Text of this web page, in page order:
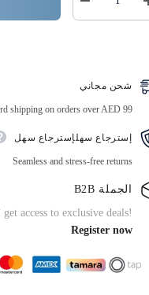
كمية
زيادة
كمية
شحن مجاني
shipping on orders over AED 99
إسترجاع سهلإسترجاع سهل
Seamless and stress-free returns
الجملة B2B
access to exclusive deals!
Register now